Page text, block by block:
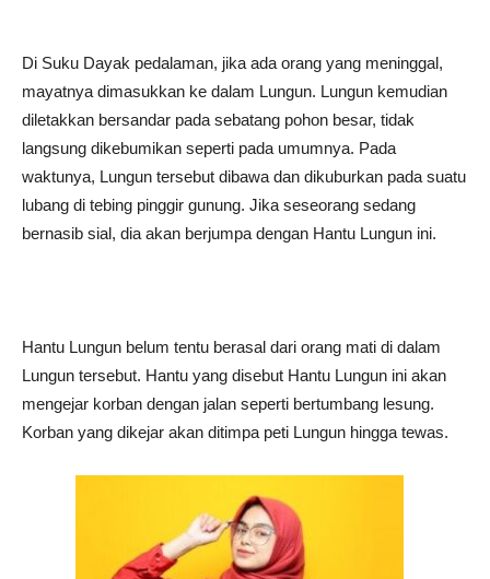
Di Suku Dayak pedalaman, jika ada orang yang meninggal,
mayatnya dimasukkan ke dalam Lungun. Lungun kemudian
diletakkan bersandar pada sebatang pohon besar, tidak
langsung dikebumikan seperti pada umumnya. Pada
waktunya, Lungun tersebut dibawa dan dikuburkan pada suatu
lubang di tebing pinggir gunung. Jika seseorang sedang
bernasib sial, dia akan berjumpa dengan Hantu Lungun ini.
Hantu Lungun belum tentu berasal dari orang mati di dalam
Lungun tersebut. Hantu yang disebut Hantu Lungun ini akan
mengejar korban dengan jalan seperti bertumbang lesung.
Korban yang dikejar akan ditimpa peti Lungun hingga tewas.